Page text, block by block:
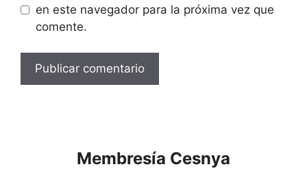
en este navegador para la próxima vez que
comente.
Membresía Cesnya